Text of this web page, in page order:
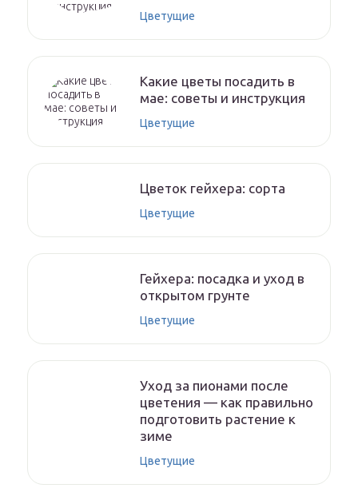
Цветущие
Какие цветы посадить в
мае: советы и инструкция
Цветущие
Цветок гейхера: сорта
Цветущие
Гейхера: посадка и уход в
открытом грунте
Цветущие
Уход за пионами после
цветения — как правильно
подготовить растение к
зиме
Цветущие